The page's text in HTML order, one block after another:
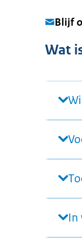
Blijf
Wat
In